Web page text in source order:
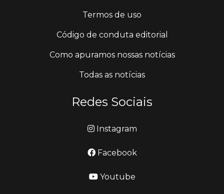
Termos de uso
Código de conduta editorial
Como apuramos nossas notícias
Todas as notícias
Redes Sociais
Instagram
Facebook
Youtube